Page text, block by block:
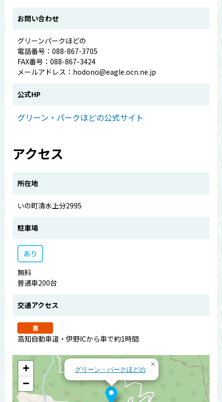
お問い合わせ
グリーンパークほどの
電話番号：088-867-3705
FAX番号：088-867-3424
メールアドレス：hodono@eagle.ocn.ne.jp
公式HP
グリーン・パークほどの公式サイト
アクセス
所在地
いの町清水上分2995
駐車場
あり
無料
普通車200台
交通アクセス
車
高知自動車道・伊野ICから車で約1時間
グリーン・パークほどの
×
+
−